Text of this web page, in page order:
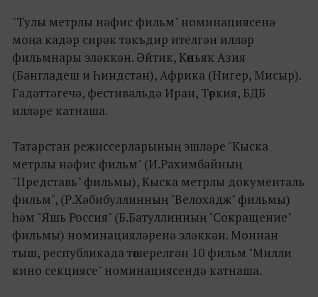
"Тулы метрлы нәфис фильм" номинациясенә
моңа кадәр сирәк тәкъдир ителгән илләр
фильмнары эләккән. Әйтик, Көньяк Азия
(Бангладеш и Һиндстан), Африка (Нигер, Мисыр).
Гадәттәгечә, фестивальдә Иран, Төркия, БДБ
илләре катнаша.
Татарстан режиссерларының эшләре "Кыска
метрлы нәфис фильм" (И.Рахимбайның
"Представь" фильмы), Кыска метрлы документаль
фильм", (Р.Хәбибуллинның "Велохадж" фильмы)
һәм "Яшь Россия" (Б.Батуллинның "Сокращение"
фильмы) номинацияләренә эләккән. Моннан
тыш, республикада төшерелгән 10 фильм "Милли
кино секциясе" номинациясендә катнаша.